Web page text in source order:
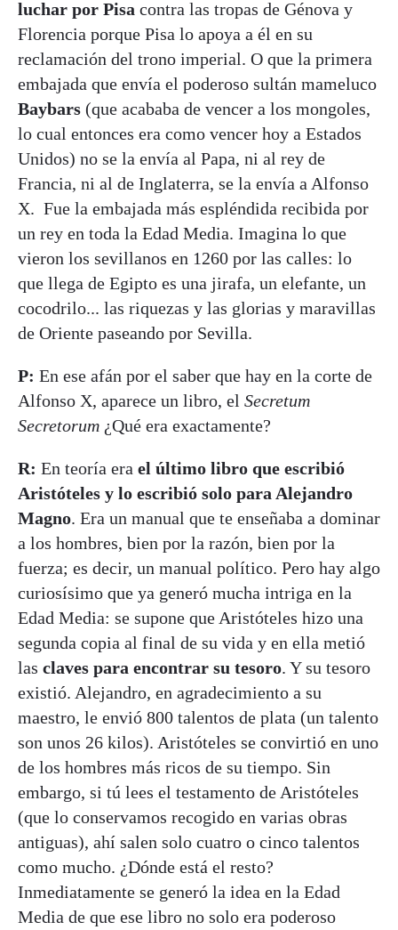
luchar por Pisa contra las tropas de Génova y
Florencia porque Pisa lo apoya a él en su
reclamación del trono imperial. O que la primera
embajada que envía el poderoso sultán mameluco
Baybars (que acababa de vencer a los mongoles,
lo cual entonces era como vencer hoy a Estados
Unidos) no se la envía al Papa, ni al rey de
Francia, ni al de Inglaterra, se la envía a Alfonso
X. Fue la embajada más espléndida recibida por
un rey en toda la Edad Media. Imagina lo que
vieron los sevillanos en 1260 por las calles: lo
que llega de Egipto es una jirafa, un elefante, un
cocodrilo... las riquezas y las glorias y maravillas
de Oriente paseando por Sevilla.
P: En ese afán por el saber que hay en la corte de
Alfonso X, aparece un libro, el Secretum
Secretorum ¿Qué era exactamente?
R: En teoría era el último libro que escribió
Aristóteles y lo escribió solo para Alejandro
Magno. Era un manual que te enseñaba a dominar
a los hombres, bien por la razón, bien por la
fuerza; es decir, un manual político. Pero hay algo
curiosísimo que ya generó mucha intriga en la
Edad Media: se supone que Aristóteles hizo una
segunda copia al final de su vida y en ella metió
las claves para encontrar su tesoro. Y su tesoro
existió. Alejandro, en agradecimiento a su
maestro, le envió 800 talentos de plata (un talento
son unos 26 kilos). Aristóteles se convirtió en uno
de los hombres más ricos de su tiempo. Sin
embargo, si tú lees el testamento de Aristóteles
(que lo conservamos recogido en varias obras
antiguas), ahí salen solo cuatro o cinco talentos
como mucho. ¿Dónde está el resto?
Inmediatamente se generó la idea en la Edad
Media de que ese libro no solo era poderoso